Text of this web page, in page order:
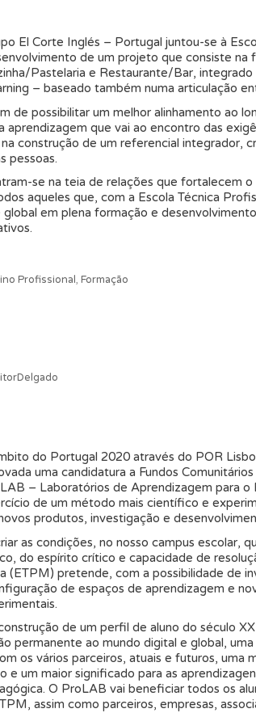
El Corte Inglés – Portugal juntou-se à
de um projeto que consiste na
Pastelaria e Restaurante/Bar,
– baseado também numa articulação
de possibilitar um melhor alinhamento ao
aprendizagem que vai ao encontro das
construção de um referencial integrador,
pessoas.
se na teia de relações que fortalecem o
aqueles que, com a Escola Técnica
em plena formação e
Profissional,Formação
do Portugal 2020 através do POR
uma candidatura a Fundos
– Laboratórios de Aprendizagem para o
de um método mais científico e
produtos, investigação e
as condições, no nosso campus escolar,
do espírito crítico e capacidade de
(ETPM) pretende, com a possibilidade de
de espaços de aprendizagem e
de um perfil de aluno do século
permanente ao mundo digital e global,
os vários parceiros, atuais e futuros,
e um maior significado para as
O ProLAB vai beneficiar todos os
assim como parceiros, empresas,